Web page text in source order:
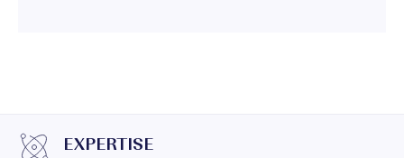
EXPERTISE